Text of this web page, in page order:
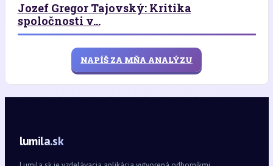
Jozef Gregor Tajovský: Kritika
spoločnosti v...
NAPÍŠ ZA MŇA ANALÝZU
lumila.sk